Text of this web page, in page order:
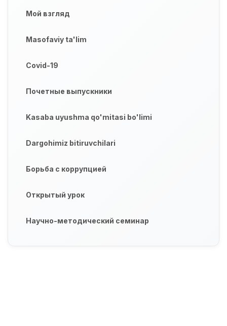
Мой взгляд
Masofaviy ta'lim
Covid-19
Почетные выпускники
Kasaba uyushma qo'mitasi bo'limi
Dargohimiz bitiruvchilari
Борьба с коррупцией
Открытый урок
Научно-методический семинар